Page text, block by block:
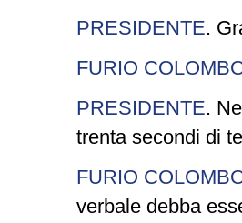
PRESIDENTE.
FURIO
PRESIDENTE.
trenta secondi di
FURIO
verbale debba